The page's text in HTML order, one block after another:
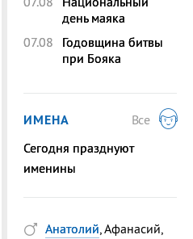
день маяка
07.08
Годовщина битвы
при Бояка
ИМЕНА
Все
Сегодня празднуют
именины
Анатолий, Афанасий,